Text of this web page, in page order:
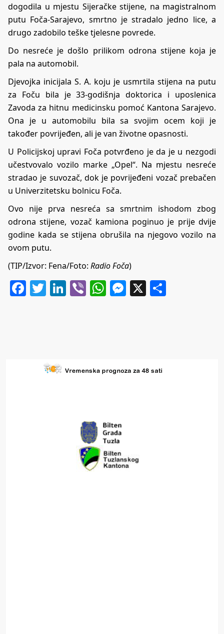
dogodila u mjestu Sijeračke stijene, na magistralnom
putu Foča-Sarajevo, smrtno je stradalo jedno lice, a
drugo zadobilo teške tjelesne povrede.
Do nesreće je došlo prilikom odrona stijene koja je
pala na automobil.
Djevojka inicijala S. A. koju je usmrtila stijena na putu
za Foču bila je 33-godišnja doktorica i uposlenica
Zavoda za hitnu medicinsku pomoć Kantona Sarajevo.
Ona je u automobilu bila sa svojim ocem koji je
također povrijeđen, ali je van životne opasnosti.
U Policijskoj upravi Foča potvrđeno je da je u nezgodi
učestvovalo vozilo marke „Opel“. Na mjestu nesreće
stradao je suvozač, dok je povrijeđeni vozač prebačen
u Univerzitetsku bolnicu Foča.
Ovo nije prva nesreća sa smrtnim ishodom zbog
odrona stijene, vozač kamiona poginuo je prije dvije
godine kada se stijena obrušila na njegovo vozilo na
ovom putu.
(TIP/Izvor: Fena/Foto: Radio Foča)
Facebook
Twitter
LinkedIn
ViberWhatsApp
Messenger
X